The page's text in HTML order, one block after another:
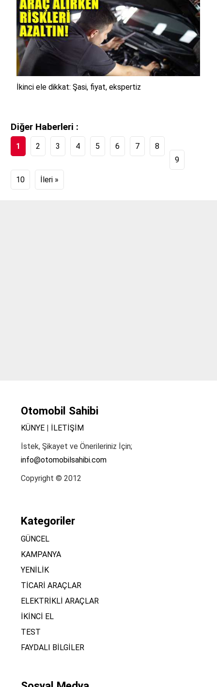
İkinci ele dikkat: Şasi, fiyat, ekspertiz
Diğer Haberleri :
1 2 3 4 5 6 7
8
9
10 İleri »
Otomobil Sahibi
KÜNYE|
İLETİŞİM
İstek, Şikayet ve Önerileriniz İçin;
info@otomobilsahibi.com
Copyright © 2012
Kategoriler
GÜNCEL
KAMPANYA
YENİLİK
TİCARİ ARAÇLAR
ELEKTRİKLİ ARAÇLAR
İKİNCİ EL
TEST
FAYDALI BİLGİLER